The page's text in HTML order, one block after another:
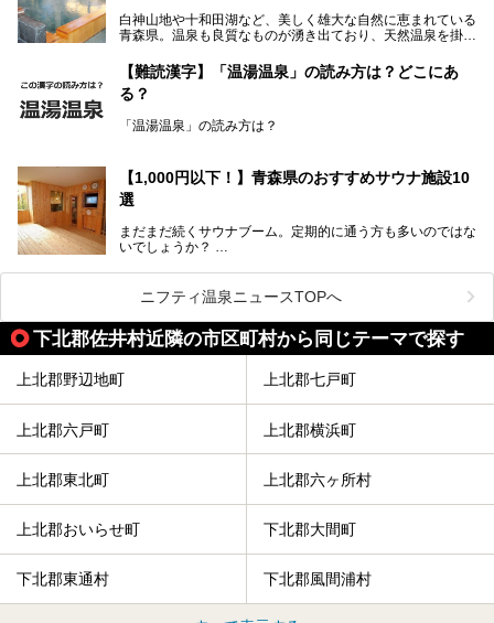
今回筆者は実際に宿泊し、大浴場と露天風呂付き客室を中心
に「羽州路の宿 あいのり」を詳細にご紹介。秋田県側を含
ですが、実はあいのり温泉も決して見逃せない極上湯のひと
つ。その魅力を徹底解説します！
白神山地や十和田湖など、美しく雄大な自然に恵まれている
青森県。温泉も良質なものが湧き出ており、天然温泉を掛け
の山並みを眺めながら温泉に浸かり、お食事処でおいしいご
当地グルメを味わうひとときは格別ですね！
今回は、青森県でおすすめのスーパー銭湯を紹介します。
ください。
【難読漢字】「温湯温泉」の読み方は？どこにあ
る？
「温湯温泉」の読み方は？
か？
【1,000円以下！】青森県のおすすめサウナ施設10
選
まだまだ続くサウナブーム。定期的に通う方も多いのではな
いでしょうか？
そこでコスパ抜群！1,000円以下でサウナを楽しめる施設を
紹介します。
格安でも充実の施設でサウナを楽しみませんか？
今回は青森県にある1,000円以下のおすすめサウナ施設を紹
介します！
ニフティ温泉ニュースTOPへ
下北郡佐井村近隣の市区町村から同じテーマで探す
上北郡野辺地町 上北郡七戸町
上北郡六戸町 上北郡横浜町
上北郡東北町 上北郡六ヶ所村
上北郡おいらせ町 下北郡大間町
下北郡東通村 下北郡風間浦村